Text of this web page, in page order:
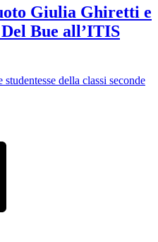
Giulia Ghiretti e
Bue all’ITIS
della classi seconde